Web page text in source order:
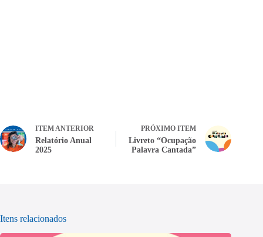
ITEM ANTERIOR
Relatório Anual
2025
PRÓXIMO ITEM
Livreto “Ocupação
Palavra Cantada”
Itens relacionados